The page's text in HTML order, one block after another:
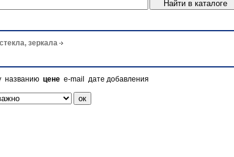
зеркала
названию цене e-mail дате добавления